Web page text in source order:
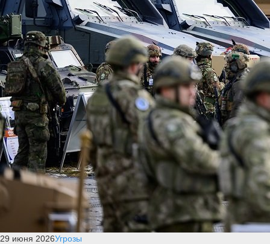
29 июня 2026Угрозы